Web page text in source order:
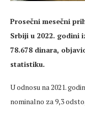
Prosečni mesečni
Srbiji u 2022. godini
78.678 dinara,
statistiku.
U odnosu na 2021.
nominalno za 9,3